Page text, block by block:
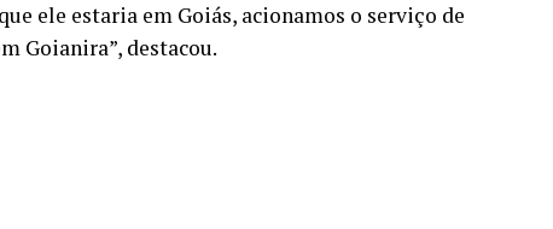
ele estaria em Goiás, acionamos o serviço de
Goianira”, destacou.